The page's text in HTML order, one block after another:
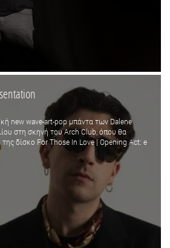
new wave-art-pop μπάντα των Dalene
στη σκηνή του Arch Club, όπου θα
δίσκο For Those In Love | Opening Act: e